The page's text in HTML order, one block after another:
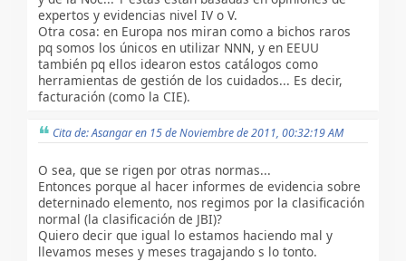
expertos y evidencias nivel IV o V.
Otra cosa: en Europa nos miran como a bichos raros
pq somos los únicos en utilizar NNN, y en EEUU
también pq ellos idearon estos catálogos como
herramientas de gestión de los cuidados... Es decir,
facturación (como la CIE).
Cita de: Asangar en 15 de Noviembre de 2011, 00:32:19 AM
O sea, que se rigen por otras normas...
Entonces porque al hacer informes de evidencia sobre
deterninado elemento, nos regimos por la clasificación
normal (la clasificación de JBI)?
Quiero decir que igual lo estamos haciendo mal y
llevamos meses y meses tragajando s lo tonto.